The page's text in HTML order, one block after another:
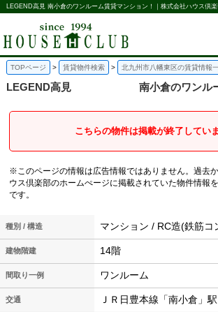
LEGEND高見 南小倉のワンルーム賃貸マンション！｜株式会社ハウス倶
TOPページ 賃貸物件検索 北九州市八幡東区の賃貸情報
LEGEND高見 南小倉のワンル
こちらの物件は掲載が終了していま
※このページの情報は広告情報ではありません。過去
ウス倶楽部のホームぺージに掲載されていた物件情報
です。
種別 / 構造 マンション / RC造(鉄筋コ
建物階建 14階
間取り一例 ワンルーム
交通 ＪＲ日豊本線「南小倉」